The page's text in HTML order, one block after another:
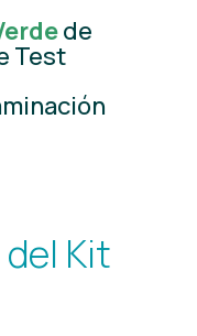
de
Test
Kit